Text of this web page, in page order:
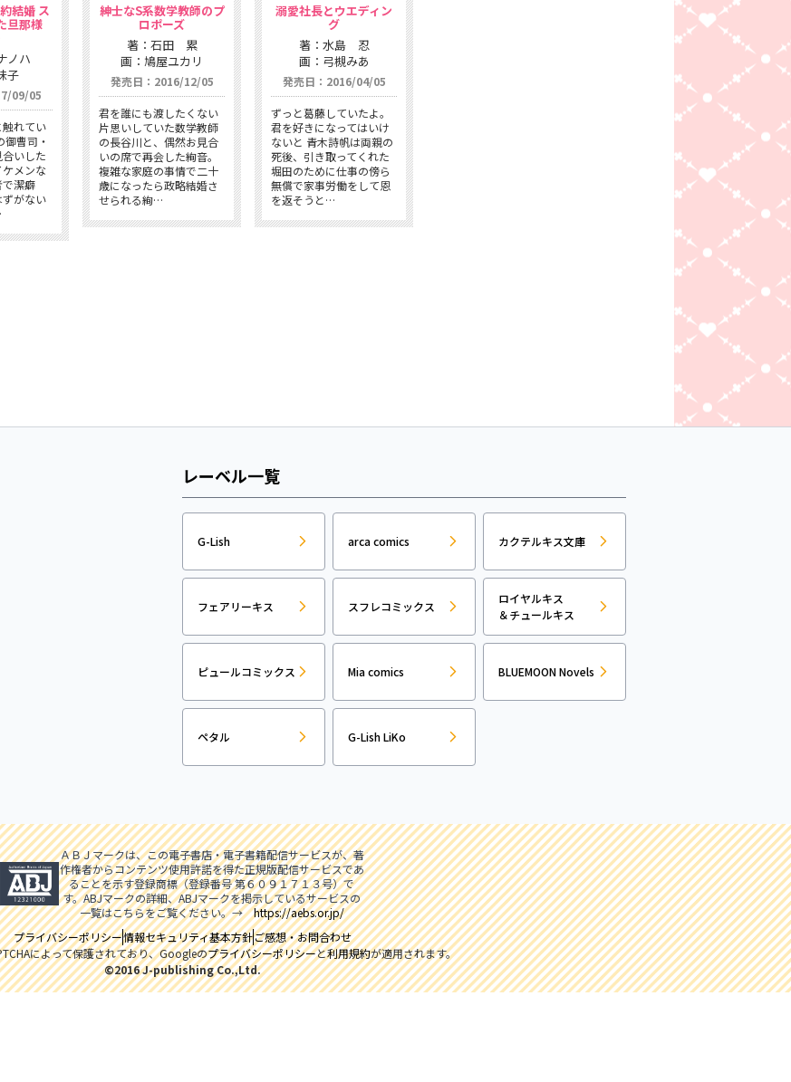
結婚 ス
旦那様
ノハ
子
09/05
れてい
御曹司・
いした
メンな
潔癖
がない
紳士なS系数学教師のプ
ロポーズ
著：石田 累
画：鳩屋ユカリ
発売日：2016/12/05
君を誰にも渡したくない
片思いしていた数学教師
の長谷川と、偶然お見合
いの席で再会した絢音。
複雑な家庭の事情で二十
歳になったら政略結婚さ
せられる絢…
溺愛社長とウエディン
グ
著：水島 忍
画：弓槻みあ
発売日：2016/04/05
ずっと葛藤していたよ。
君を好きになってはいけ
ないと 青木詩帆は両親の
死後、引き取ってくれた
堀田のために仕事の傍ら
無償で家事労働をして恩
を返そうと…
レーベル一覧
G-Lish arca comics カクテルキス文庫
フェアリーキス スフレコミックス
ロイヤルキス
＆チュールキス
ピュールコミックス Mia comics BLUEMOON Novels
ペタル G-Lish LiKo
ＡＢＪマークは、この電子書店・電子書籍配信サービスが、著
作権者からコンテンツ使用許諾を得た正規版配信サービスであ
ることを示す登録商標（登録番号 第６０９１７１３号）で
す。ABJマークの詳細、ABJマークを掲示しているサービスの
一覧はこちらをご覧ください。→https://aebs.or.jp/
プライバシーポリシー情報セキュリティ基本方針ご感想・お問合わせ
によって保護されており、Googleのプライバシーポリシーと利用規約が適用されます。
©2016 J-publishing Co.,Ltd.